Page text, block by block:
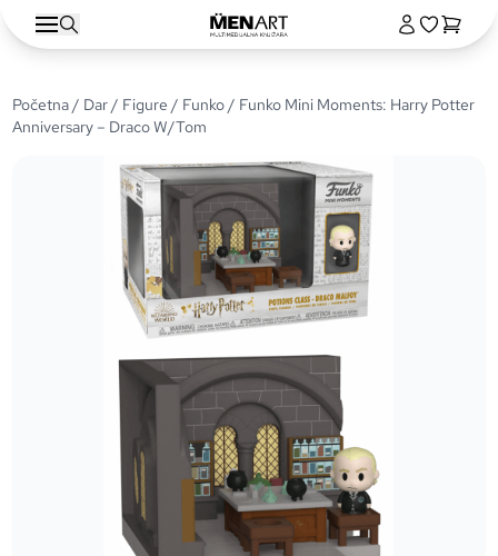
Početna/ Dar/ Figure / Funko/ Funko Mini Moments: Harry Potter
Anniversary – Draco W/Tom